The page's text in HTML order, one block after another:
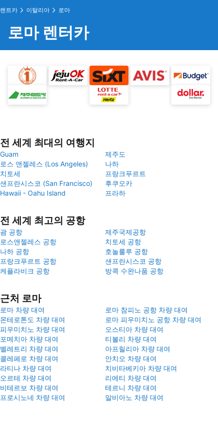
렌트카 이탈리아 로마
로마 렌터카
전 세계 최대의 여행지
Guam
제주도
로스 앤젤레스 (Los Angeles)
나하
치토세
프랑크푸르트
샌프란시스코 (San Francisco)
후쿠오카
Hawaii - Oahu Island
프라하
전 세계 최고의 공항
괌 공항
제주국제공항
로스앤젤레스 공항
치토세 공항
나하 공항
호놀룰루 공항
프랑크푸르트 공항
샌프란시스코 공항
케플라비크 공항
방콕 수완나품 공항
근처 로마
로마 차량 대여
로마 참피노 공항 차량 대여
몬테로톤도 차량 대여
로마 피우미치노 공항 차량 대여
피우미치노 차량 대여
오스티아 차량 대여
포메치아 차량 대여
티볼리 차량 대여
벨레트리 차량 대여
아프릴리아 차량 대여
콜레페로 차량 대여
안치오 차량 대여
라티나 차량 대여
치비타베키아 차량 대여
오르테 차량 대여
리에티 차량 대여
비테르보 차량 대여
테르니 차량 대여
프로시노네 차량 대여
알비아노 차량 대여